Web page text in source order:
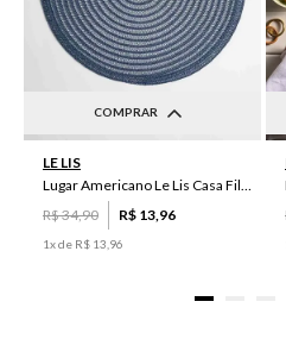
COMPRAR
LE LIS
Lugar Americano Le Lis Casa Filipa
R$34,90 R$ 13 96
1x de R$ 13 96